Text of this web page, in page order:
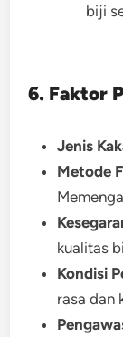
biji
6. Faktor
Jenis
Metode
kualitas
Kondisi
rasa dan